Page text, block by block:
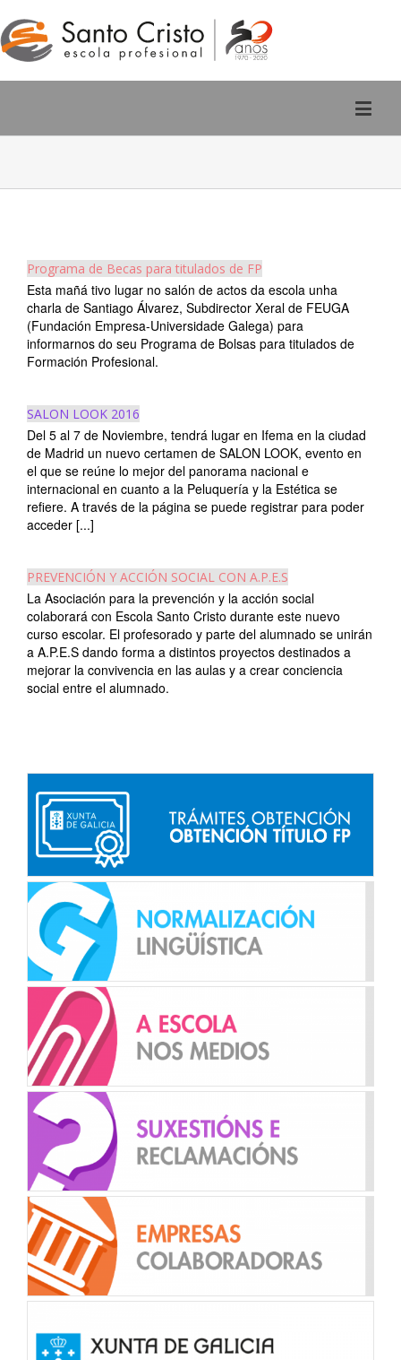
988 220 588
Programa de Becas para titulados de FP
Esta mañá tivo lugar no salón de actos da escola unha
charla de Santiago Álvarez, Subdirector Xeral de FEUGA
(Fundación Empresa-Universidade Galega) para
informarnos do seu Programa de Bolsas para titulados de
Formación Profesional.
SALON LOOK 2016
Del 5 al 7 de Noviembre, tendrá lugar en Ifema en la ciudad
de Madrid un nuevo certamen de SALON LOOK, evento en
el que se reúne lo mejor del panorama nacional e
internacional en cuanto a la Peluquería y la Estética se
refiere. A través de la página se puede registrar para poder
acceder [...]
PREVENCIÓN Y ACCIÓN SOCIAL CON A.P.E.S
La Asociación para la prevención y la acción social
colaborará con Escola Santo Cristo durante este nuevo
curso escolar. El profesorado y parte del alumnado se unirán
a A.P.E.S dando forma a distintos proyectos destinados a
mejorar la convivencia en las aulas y a crear conciencia
social entre el alumnado.